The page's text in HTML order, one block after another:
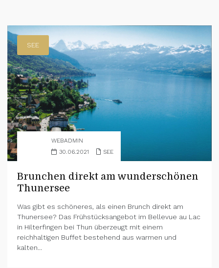
SEE
WEBADMIN
30.06.2021
SEE
Brunchen direkt am wunderschönen
Thunersee
Was gibt es schöneres, als einen Brunch direkt am
Thunersee? Das Frühstücksangebot im Bellevue au Lac
in Hilterfingen bei Thun überzeugt mit einem
reichhaltigen Buffet bestehend aus warmen und
kalten...